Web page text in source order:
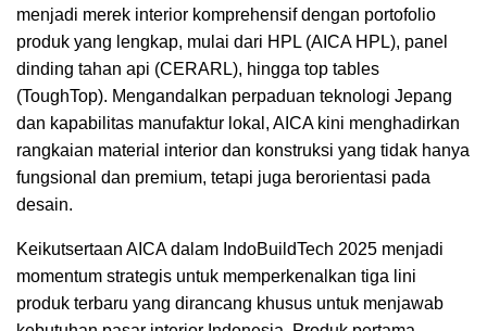
menjadi merek interior komprehensif dengan portofolio
produk yang lengkap, mulai dari HPL (AICA HPL), panel
dinding tahan api (CERARL), hingga top tables
(ToughTop). Mengandalkan perpaduan teknologi Jepang
dan kapabilitas manufaktur lokal, AICA kini menghadirkan
rangkaian material interior dan konstruksi yang tidak hanya
fungsional dan premium, tetapi juga berorientasi pada
desain.
Keikutsertaan AICA dalam IndoBuildTech 2025 menjadi
momentum strategis untuk memperkenalkan tiga lini
produk terbaru yang dirancang khusus untuk menjawab